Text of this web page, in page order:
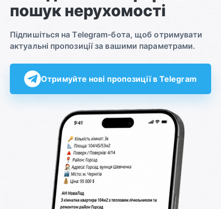
пошук нерухомості
Підпишіться на Telegram-бота, щоб отримувати
актуальні пропозиції за вашими параметрами.
Отримуйте нові пропозиції в Telegram